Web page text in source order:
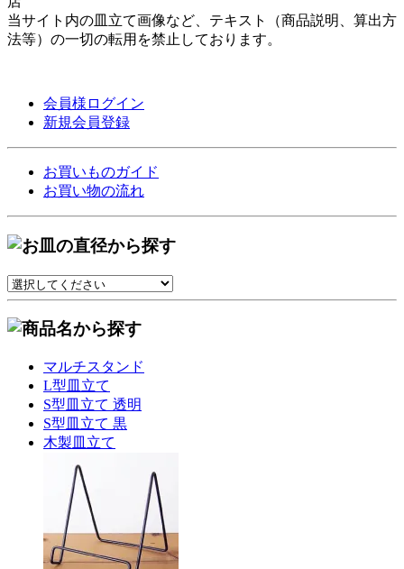
当サイト内の皿立て画像など、テキスト（商品説明、算出方
法等）の一切の転用を禁止しております。
会員様ログイン
新規会員登録
お買いものガイド
お買い物の流れ
マルチスタンド
L型皿立て
S型皿立て 透明
S型皿立て 黒
木製皿立て